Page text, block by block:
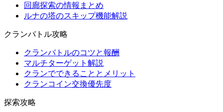
回廊探索の情報まとめ
ルナの塔のスキップ機能解説
クランバトル攻略
クランバトルのコツと報酬
マルチターゲット解説
クランでできることとメリット
クランコイン交換優先度
探索攻略